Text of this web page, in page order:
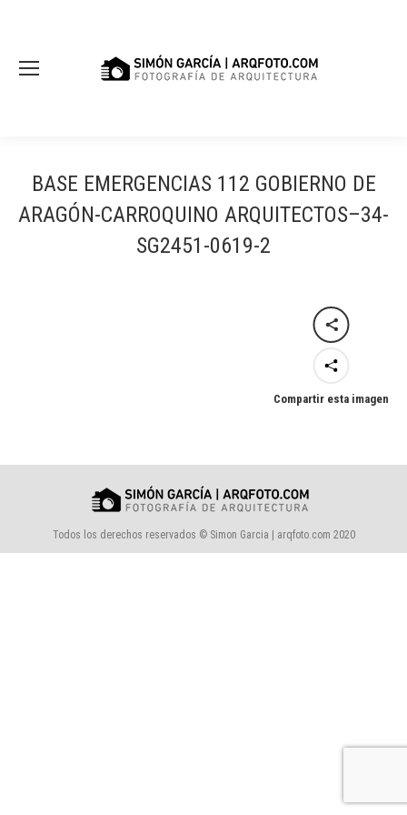
BASE EMERGENCIAS 112 GOBIERNO DE
ARAGÓN-CARROQUINO ARQUITECTOS–34-
SG2451-0619-2
Compartir esta imagen
Todos los derechos reservados © Simon Garcia | arqfoto.com 2020